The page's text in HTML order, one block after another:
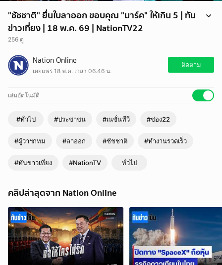
"ชัชชาติ" ยื่นใบลาออก ขอบคุณ "มาร์ค" ให้เกิน 5 | ทัน
ข่าวเที่ยง | 18 พ.ค. 69 | NationTV22
256 ดู
"ชัชชาติ" ยื่นใบลาออกแล้ว ! มีผล 5 โมงวันนี้ ชูแนวคิดใช้เทคโนโลยีเพิ่ม
ประสิทธิภาพเมืองเป็นศูนย์กลาง ศก. ชิงผู้ว่าฯต่อสมัยที่ 2 ย้ำ ขอทำงานจน
วินาทีสุดท้าย 5 โมงเป็นปชช.เต็มขั้นปั่นจักรยาน - ขึ้นรถไฟฟ้ากลับบ้าและ
สก.ซื่อสัตย์ สุจริต ทำงานดี ทำงานร่วมกับทุกพรรค ชี้คู่แข่งเยอะยิ่งดีปชช.ได้
Nation Online
เผยแพร่ 18 พ.ค. เวลา 06.46 น.
ติดตาม
เล่นอัตโนมัติ
#ทั่วไป #ประชาชน #เนชั่นทีวี #ช่อง22
#ผู้ว่าฯกทม #ลาออก #ชัชชาติ #ทำงานรวดเร็ว
#ทันข่าวเที่ยง #NationTV ทั่วไป
คลิปล่าสุดจาก Nation Online